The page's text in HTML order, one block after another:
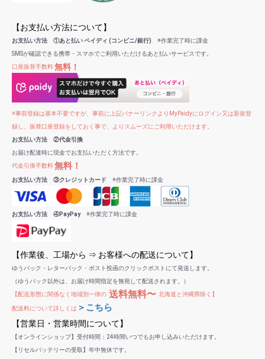
【お支払い方法について】
お支払い方法 ①あと払い ペイディ (コンビニ/銀行) ※作業完了時に課金
SMSが確認できる携帯・スマホでご利用いただけるあと払いサービスです。
口座振替手数料無料！
※事前登録は基本不要ですが、事前に上記バナーリンクよりMyPaidyにログイン又は新規登
録し、振替口座登録をしておく事で、よりスムーズにご利用いただけます。
お支払い方法 ②代金引換
お届け配達時に現金でお支払いただく方法です。
代金引換手数料無料！
お支払い方法 ③クレジットカード ※作業完了時に課金
お支払い方法 ④PayPay※作業完了時に課金
【作業後、工場から ⇒ お客様への配送について】
ゆうパック・レターパック・ポスト投函のクリックポストにて発送します。
（ゆうパック以外は、お届け時間指定を無視して配送されます。）
【配送形態に関係なく地域別一律の 送料無料〜 北海道と沖縄県除く】
配送料について詳しくは ＞こちら
【営業日・営業時間について】
【オンラインショップ】受付時間：24時間いつでもお申し込みいただけます。
【リセルバッテリーの受取】年中無休です。